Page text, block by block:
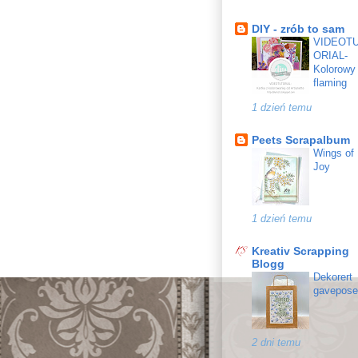
DIY - zrób to sam
ORIAL-
Kolorowy
flaming
1 dzień temu
Peets Scrapalbum
Wings of
Joy
1 dzień temu
Kreativ Scrapping
Blogg
Dekorert
gavepose
2 dni temu